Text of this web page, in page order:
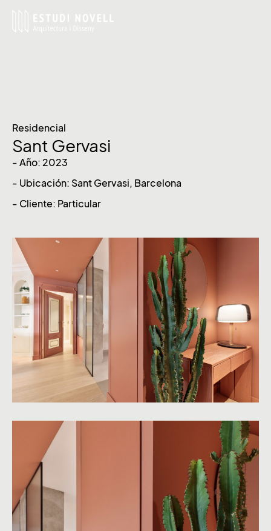
Residencial
Sant Gervasi
- Año: 2023
- Ubicación: Sant Gervasi, Barcelona
- Cliente: Particular